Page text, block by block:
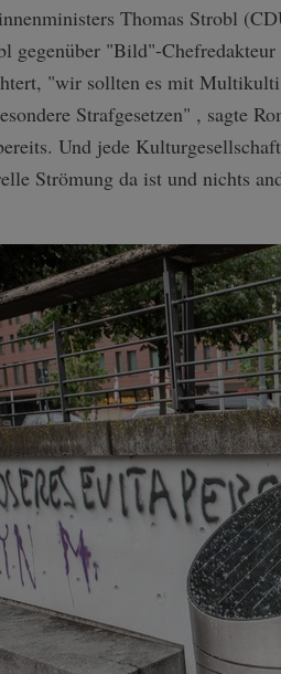
Thomas Strobl
gegenüber "Bild"-
"wir sollten es mit
Strafgesetzen" , sagte
Und jede
Strömung da ist und nichts